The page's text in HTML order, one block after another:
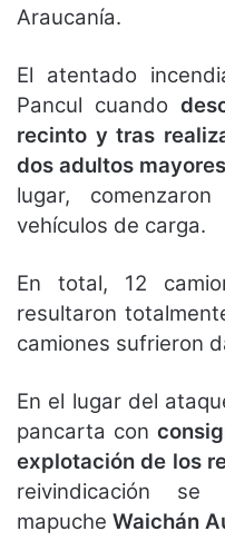
Araucanía.
El atentado
Pancul cuando
recinto y tras
dos adultos mayores
lugar,
vehículos de carga.
En total, 12
resultaron
camiones sufrieron
En el lugar del
pancarta con
explotación de los
reivindicación
mapuche Waichán